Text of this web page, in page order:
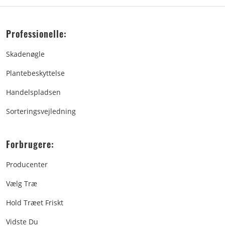
Professionelle:
Skadenøgle
Plantebeskyttelse
Handelspladsen
Sorteringsvejledning
Forbrugere:
Producenter
Vælg Træ
Hold Træet Friskt
Vidste Du